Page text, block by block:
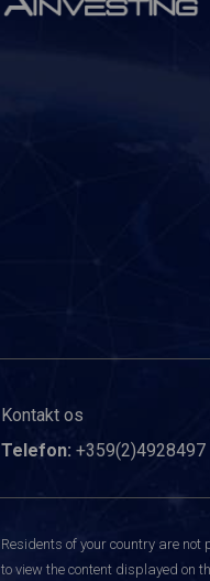
Kontakt os
Telefon: +359(2)4928497
Residents of your country are
to view the content displayed on